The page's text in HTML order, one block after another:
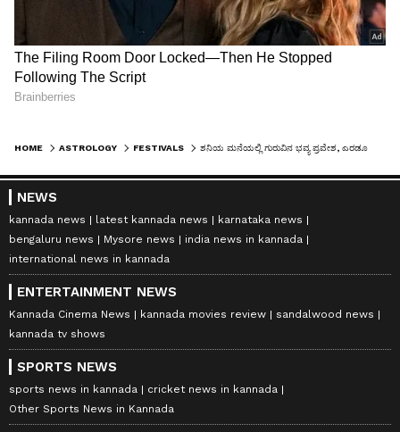
HOME ASTROLOGY FESTIVALS
NEWS
kannada news latest kannada news
karnataka news
bengaluru news
Mysore news
india news in kannada
international news in kannada
ENTERTAINMENT NEWS
Kannada Cinema News kannada movies review
sandalwood news
kannada tv shows
SPORTS NEWS
sports news in kannada
cricket news in kannada
Other Sports News in Kannada